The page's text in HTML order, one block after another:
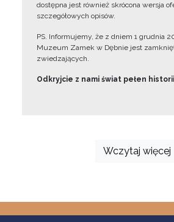
dostępna jest również skrócona wersja
szczegółowych opisów.
PS. Informujemy, że z dniem 1 grudnia
Muzeum Zamek w Dębnie jest
zwiedzających.
Odkryjcie z nami świat pełen
Wczytaj więcej